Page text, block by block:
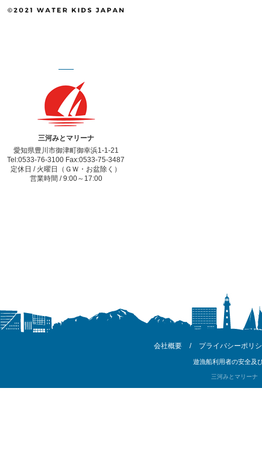
三河みとマリーナ
愛知県豊川市御津町御幸浜1-1-21
Tel:0533-76-3100 Fax:0533-75-3487
定休日 / 火曜日（ＧＷ・お盆除く）
営業時間 / 9:00～17:00
会社概要 / プライバシーポリ
遊漁船利用者の安全及
三河みとマリー